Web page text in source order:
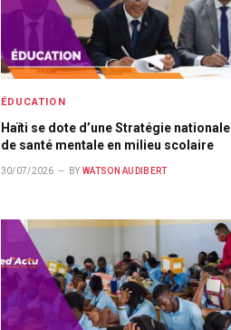
ÉDUCATION
Haïti se dote d’une Stratégie nationale
de santé mentale en milieu scolaire
30/07/2026 BY WATSON AUDIBERT